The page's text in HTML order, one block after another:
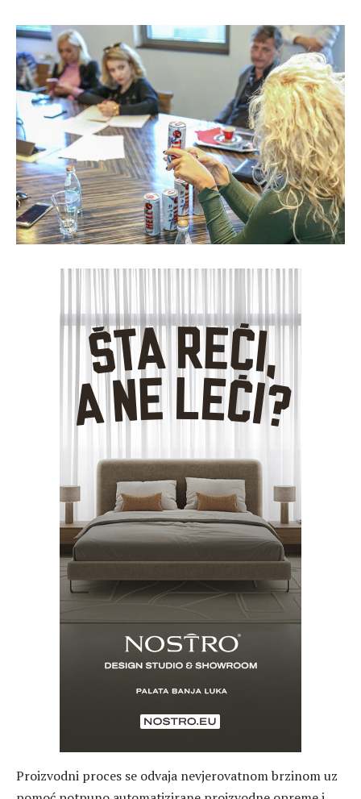
Proizvodni proces se odvaja nevjerovatnom brzinom uz